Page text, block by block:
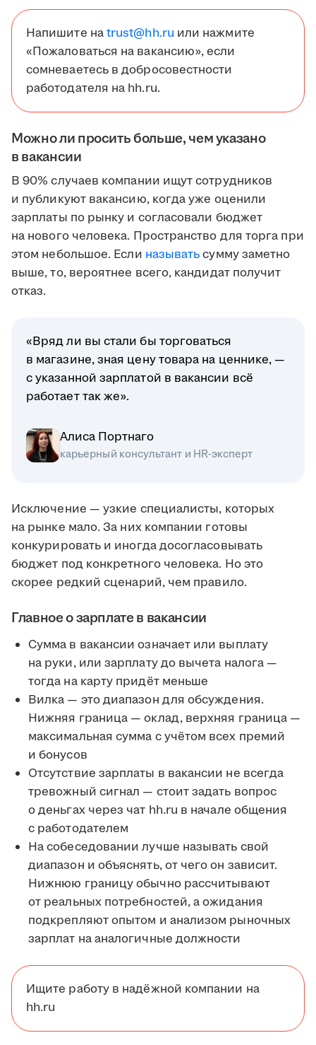
Напишите наtrust@hh.ru или нажмите
«Пожаловаться на вакансию», если
сомневаетесь в добросовестности
работодателя на hh.ru.
Можно ли просить больше, чем указано
в вакансии
В 90% случаев компании ищут сотрудников
и публикуют вакансию, когда уже оценили
зарплаты по рынку и согласовали бюджет
на нового человека. Пространство для торга при
этом небольшое. Если называтьсумму заметно
выше, то, вероятнее всего, кандидат получит
отказ.
«Вряд ли вы стали бы торговаться
в магазине, зная цену товара на ценнике, —
с указанной зарплатой в вакансии всё
работает так же».
Алиса Портнаго
карьерный консультант и HR-эксперт
Исключение — узкие специалисты, которых
на рынке мало. За них компании готовы
конкурировать и иногда досогласовывать
бюджет под конкретного человека. Но это
скорее редкий сценарий, чем правило.
Главное о зарплате в вакансии
Сумма в вакансии означает или выплату
на руки, или зарплату до вычета налога —
тогда на карту придёт меньше
Вилка — это диапазон для обсуждения.
Нижняя граница — оклад, верхняя граница —
максимальная сумма с учётом всех премий
и бонусов
Отсутствие зарплаты в вакансии не всегда
тревожный сигнал — стоит задать вопрос
о деньгах через чат hh.ru в начале общения
с работодателем
На собеседовании лучше называть свой
диапазон и объяснять, от чего он зависит.
Нижнюю границу обычно рассчитывают
от реальных потребностей, а ожидания
подкрепляют опытом и анализом рыночных
зарплат на аналогичные должности
Ищите работу в надёжной компании на
hh.ru